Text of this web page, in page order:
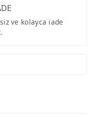
ve kolayca iade